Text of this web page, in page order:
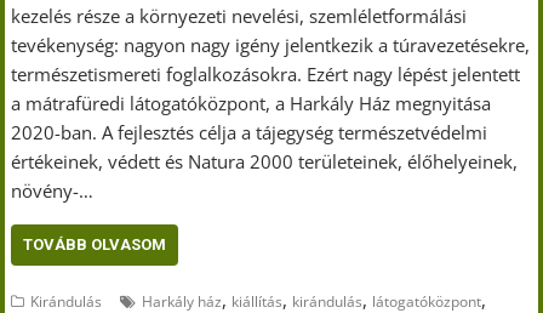
kezelés része a környezeti nevelési, szemléletformálási
tevékenység: nagyon nagy igény jelentkezik a túravezetésekre,
természetismereti foglalkozásokra. Ezért nagy lépést jelentett
a mátrafüredi látogatóközpont, a Harkály Ház megnyitása
2020-ban. A fejlesztés célja a tájegység természetvédelmi
értékeinek, védett és Natura 2000 területeinek, élőhelyeinek,
növény-…
TOVÁBB OLVASOM
Kirándulás Harkály ház, kiállítás, kirándulás, látogatóközpont,